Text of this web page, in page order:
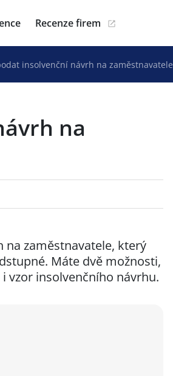
Recenze firem
insolvenční návrh na zaměstnavatele
na
na zaměstnavatele, který
Máte dvě možnosti,
vzor insolvenčního návrhu.